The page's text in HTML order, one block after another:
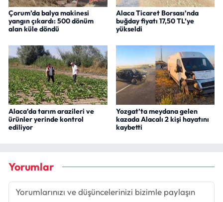
Çorum’da balya makinesi
yangın çıkardı: 500 dönüm
alan küle döndü
Alaca Ticaret Borsası’nda
buğday fiyatı 17,50 TL’ye
yükseldi
Alaca’da tarım arazileri ve
ürünler yerinde kontrol
ediliyor
Yozgat’ta meydana gelen
kazada Alacalı 2 kişi hayatını
kaybetti
Yorumlar